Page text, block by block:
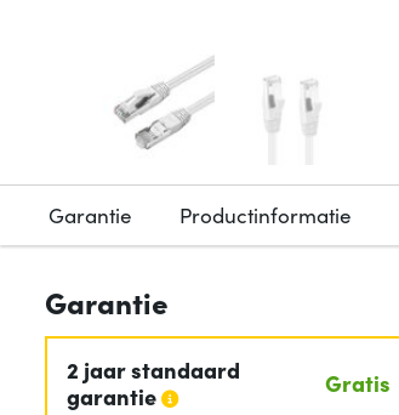
Garantie Productinformatie
Garantie
2 jaar standaard
garantie
Gratis